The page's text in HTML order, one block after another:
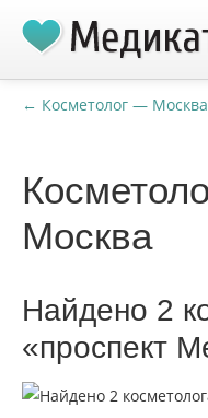
← Косметолог — Москва
Москва
Найдено 2
«проспект